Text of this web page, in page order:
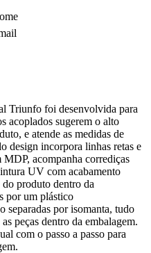
Triunfo foi desenvolvida para
acoplados sugerem o alto
e atende as medidas de
design incorpora linhas retas e
MDP, acompanha corrediças
UV com acabamento
do produto dentro da
por um plástico
separadas por isomanta, tudo
peças dentro da embalagem.
com o passo a passo para